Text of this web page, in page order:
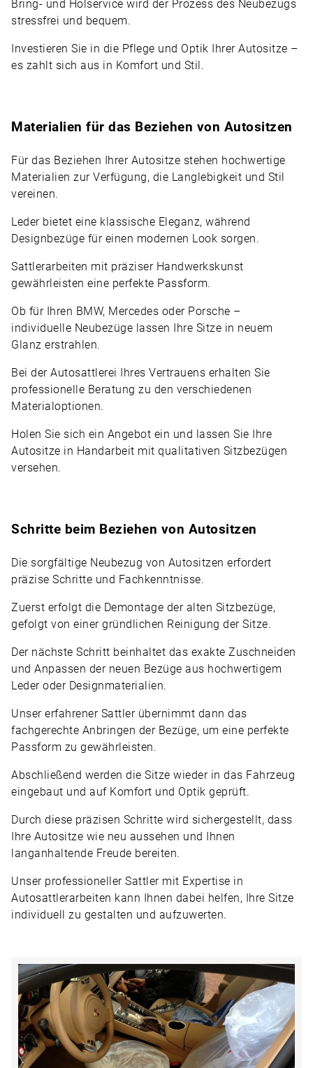
Bring- und Holservice wird der Prozess des Neubezugs
stressfrei und bequem.
Investieren Sie in die Pflege und Optik Ihrer Autositze –
es zahlt sich aus in Komfort und Stil.
Materialien für das Beziehen von Autositzen
Für das Beziehen Ihrer Autositze stehen hochwertige
Materialien zur Verfügung, die Langlebigkeit und Stil
vereinen.
Leder bietet eine klassische Eleganz, während
Designbezüge für einen modernen Look sorgen.
Sattlerarbeiten mit präziser Handwerkskunst
gewährleisten eine perfekte Passform.
Ob für Ihren BMW, Mercedes oder Porsche –
individuelle Neubezüge lassen Ihre Sitze in neuem
Glanz erstrahlen.
Bei der Autosattlerei Ihres Vertrauens erhalten Sie
professionelle Beratung zu den verschiedenen
Materialoptionen.
Holen Sie sich ein Angebot ein und lassen Sie Ihre
Autositze in Handarbeit mit qualitativen Sitzbezügen
versehen.
Schritte beim Beziehen von Autositzen
Die sorgfältige Neubezug von Autositzen erfordert
präzise Schritte und Fachkenntnisse.
Zuerst erfolgt die Demontage der alten Sitzbezüge,
gefolgt von einer gründlichen Reinigung der Sitze.
Der nächste Schritt beinhaltet das exakte Zuschneiden
und Anpassen der neuen Bezüge aus hochwertigem
Leder oder Designmaterialien.
Unser erfahrener Sattler übernimmt dann das
fachgerechte Anbringen der Bezüge, um eine perfekte
Passform zu gewährleisten.
Abschließend werden die Sitze wieder in das Fahrzeug
eingebaut und auf Komfort und Optik geprüft.
Durch diese präzisen Schritte wird sichergestellt, dass
Ihre Autositze wie neu aussehen und Ihnen
langanhaltende Freude bereiten.
Unser professioneller Sattler mit Expertise in
Autosattlerarbeiten kann Ihnen dabei helfen, Ihre Sitze
individuell zu gestalten und aufzuwerten.